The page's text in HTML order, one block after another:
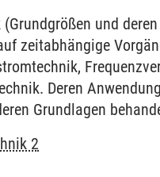
und deren
zeitabhängige
Deren
Grundlagen
2